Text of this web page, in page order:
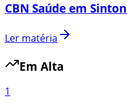
CBN Saúde em
Ler matéria
Em Alta
1